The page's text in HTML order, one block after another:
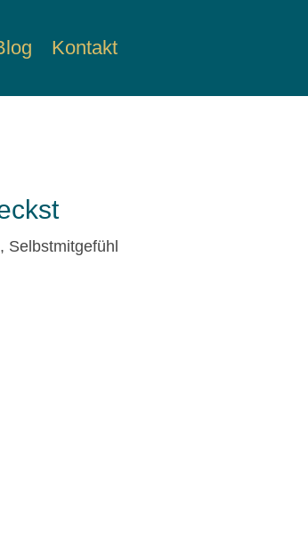
Kontakt
Selbstmitgefühl